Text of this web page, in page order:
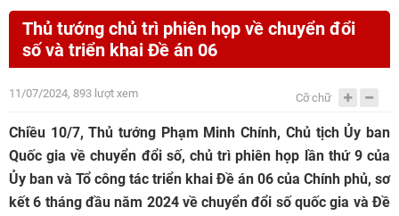
Thủ tướng chủ trì phiên họp về chuyển đổi
số và triển khai Đề án 06
11/07/2024, 893 lượt xem Cỡ chữ
Chiều 10/7, Thủ tướng Phạm Minh Chính, Chủ tịch Ủy ban
Quốc gia về chuyển đổi số, chủ trì phiên họp lần thứ 9 của
Ủy ban và Tổ công tác triển khai Đề án 06 của Chính phủ, sơ
kết 6 tháng đầu năm 2024 về chuyển đổi số quốc gia và Đề